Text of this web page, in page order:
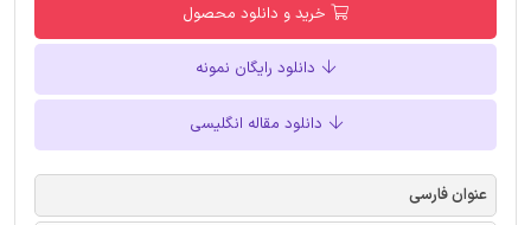
خرید و دانلود محصول
دانلود رایگان نمونه
دانلود مقاله انگلیسی
عنوان فارسی